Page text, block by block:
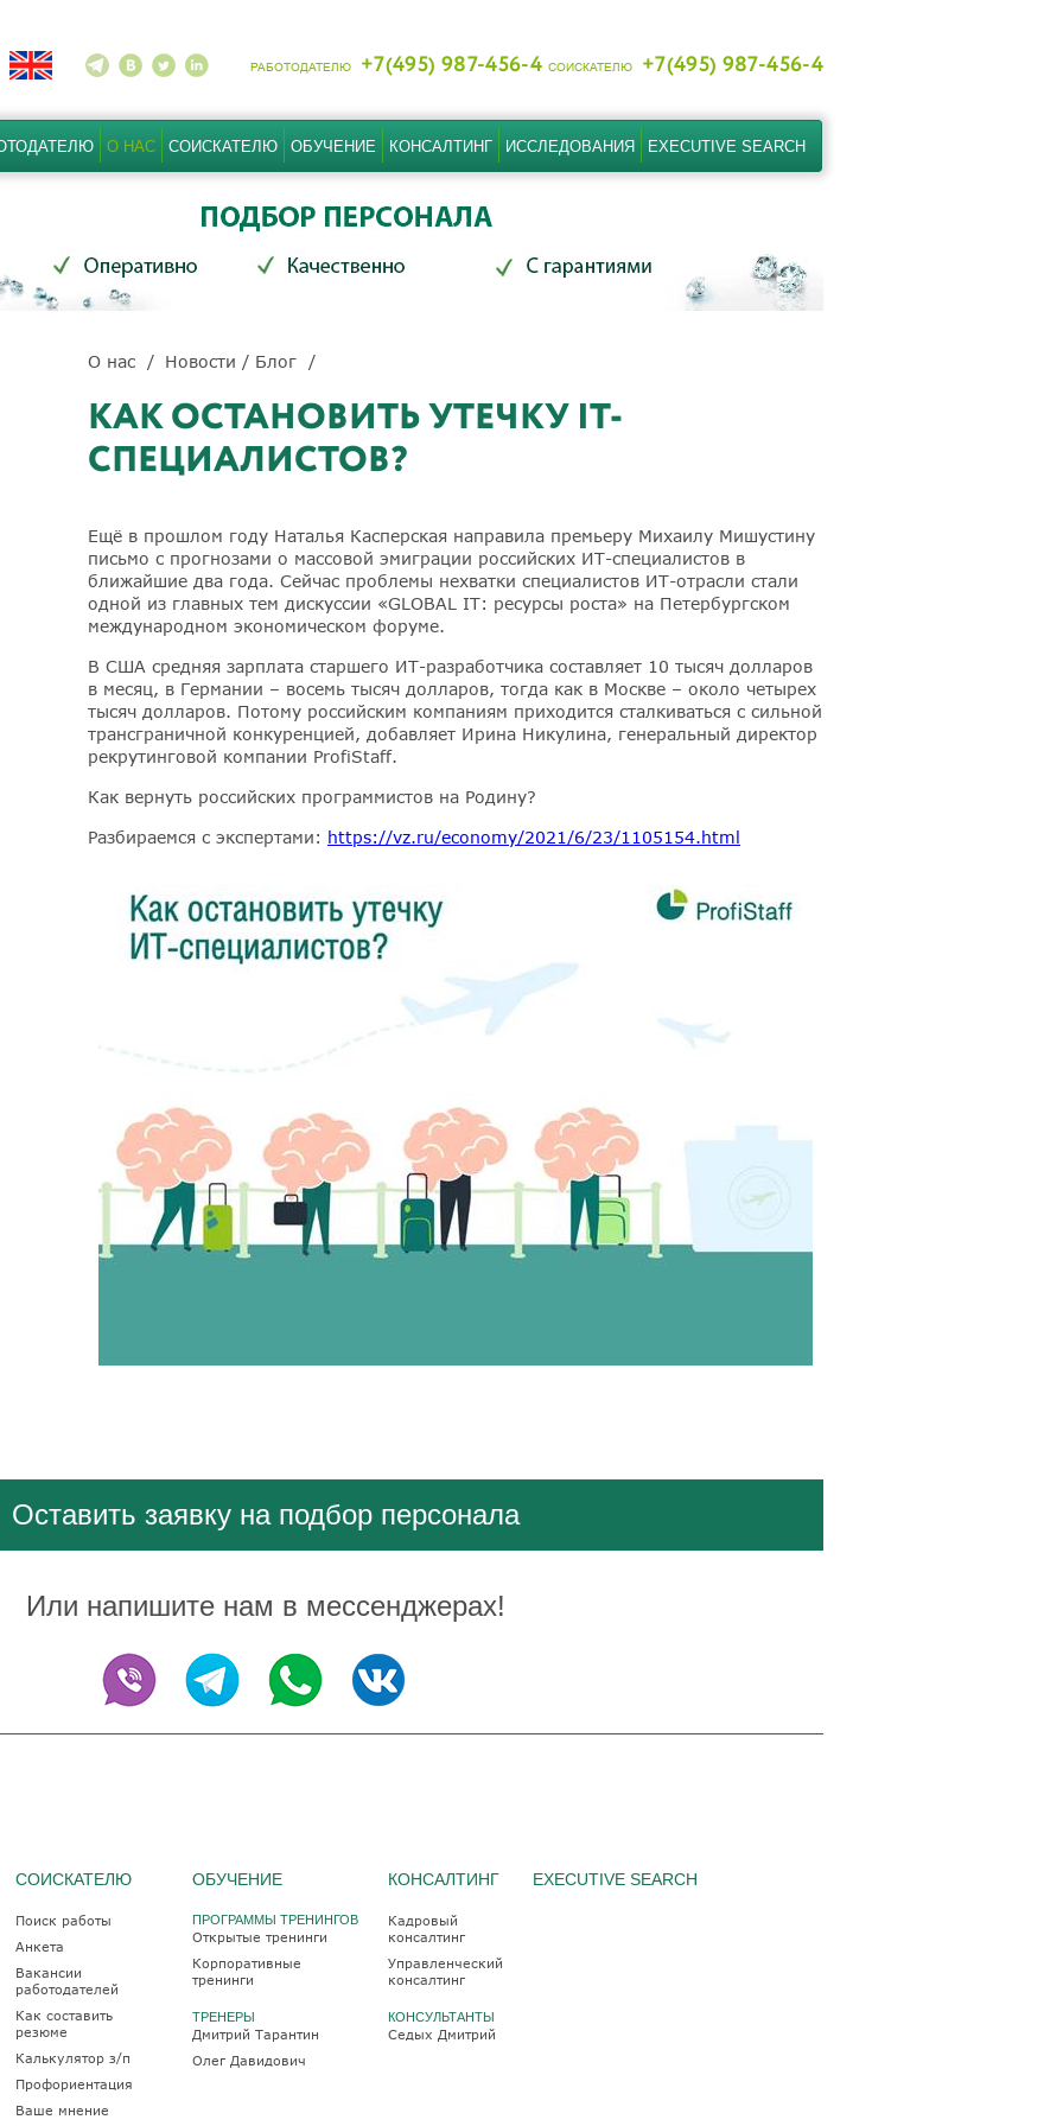
РАБОТОДАТЕЛЮ +7(495) 987-456-4 СОИСКАТЕЛЮ +7(495) 987-456-4
О НАС СОИСКАТЕЛЮ ОБУЧЕНИЕ КОНСАЛТИНГ ИССЛЕДОВАНИЯ EXECUTIVE SEARCH
О нас Новости / Блог
КАК ОСТАНОВИТЬ УТЕЧКУ IT-
СПЕЦИАЛИСТОВ?
Ещё в прошлом году Наталья Касперская направила премьеру Михаилу Мишустину
письмо с прогнозами о массовой эмиграции российских ИТ-специалистов в
ближайшие два года. Сейчас проблемы нехватки специалистов ИТ-отрасли стали
одной из главных тем дискуссии «GLOBAL IT: ресурсы роста» на Петербургском
международном экономическом форуме.
В США средняя зарплата старшего ИТ-разработчика составляет 10 тысяч долларов
в месяц, в Германии – восемь тысяч долларов, тогда как в Москве – около четырех
тысяч долларов. Потому российским компаниям приходится сталкиваться с сильной
трансграничной конкуренцией, добавляет Ирина Никулина, генеральный директор
рекрутинговой компании ProfiStaff.
Как вернуть российских программистов на Родину?
Разбираемся с экспертами: https://vz.ru/economy/2021/6/23/1105154.html
Оставить заявку на подбор персонала
Или напишите нам в мессенджерах!
СОИСКАТЕЛЮ
Поиск работы
Анкета
Вакансии
работодателей
Как составить
резюме
Калькулятор з/п
Профориентация
Ваше мнение
ОБУЧЕНИЕ
ПРОГРАММЫ ТРЕНИНГОВ
Открытые тренинги
Корпоративные
тренинги
ТРЕНЕРЫ
Дмитрий Тарантин
Олег Давидович
КОНСАЛТИНГ
Кадровый
консалтинг
Управленческий
консалтинг
КОНСУЛЬТАНТЫ
Седых Дмитрий
EXECUTIVE SEARCH